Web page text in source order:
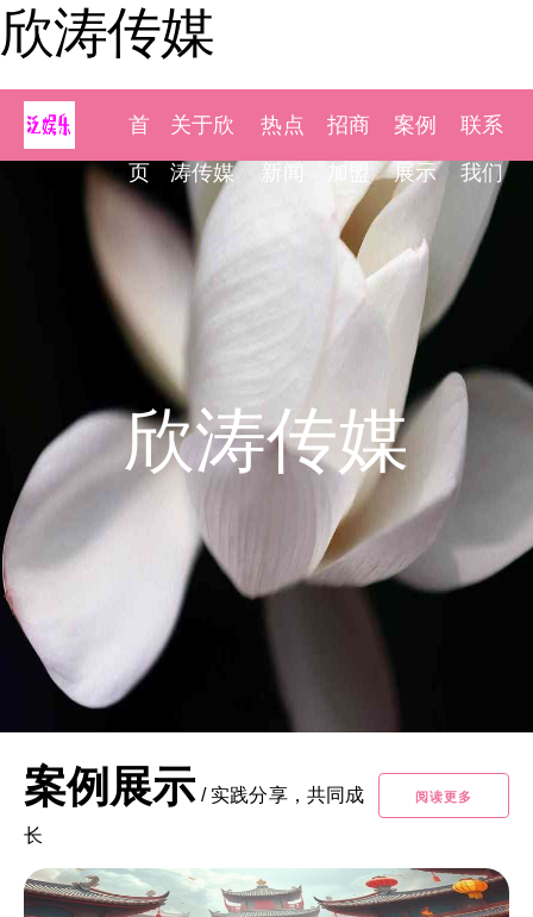
欣涛传媒
首
页
关于欣
涛传媒
热点
新闻
招商
加盟
案例
展示
联系
我们
欣涛传媒
案例展示 / 实践分享，共同成
长
阅读更多